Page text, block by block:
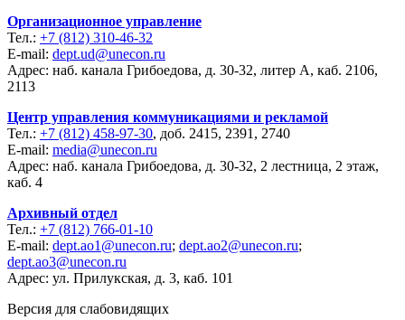
Организационное управление
Тел.: +7 (812) 310-46-32
E-mail: dept.ud@unecon.ru
Адрес: наб. канала Грибоедова, д. 30-32, литер А, каб. 2106,
2113
Центр управления коммуникациями и рекламой
Тел.: +7 (812) 458-97-30, доб. 2415, 2391, 2740
E-mail: media@unecon.ru
Адрес: наб. канала Грибоедова, д. 30-32, 2 лестница, 2 этаж,
каб. 4
Архивный отдел
Тел.: +7 (812) 766-01-10
E-mail: dept.ao1@unecon.ru; dept.ao2@unecon.ru;
dept.ao3@unecon.ru
Адрес: ул. Прилукская, д. 3, каб. 101
Версия для слабовидящих